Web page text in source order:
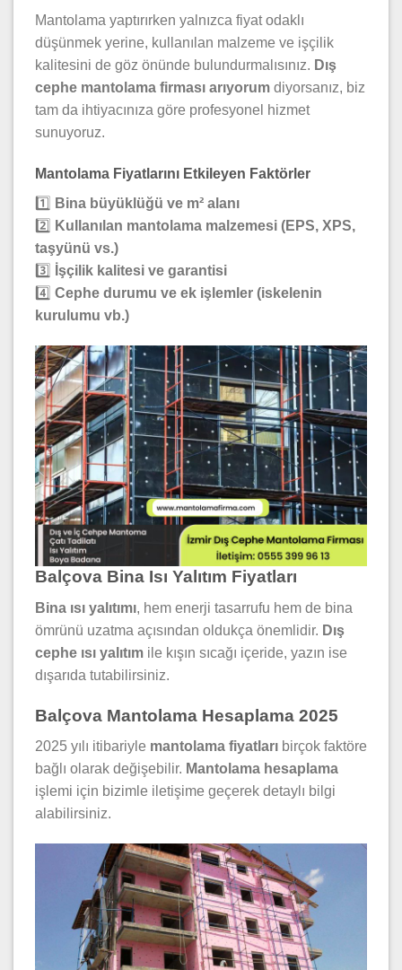
Mantolama yaptırırken yalnızca fiyat odaklı
düşünmek yerine, kullanılan malzeme ve işçilik
kalitesini de göz önünde bulundurmalısınız. Dış
cephe mantolama firması arıyorum diyorsanız, biz
tam da ihtiyacınıza göre profesyonel hizmet
sunuyoruz.
Mantolama Fiyatlarını Etkileyen Faktörler
1️⃣ Bina büyüklüğü ve m² alanı
2️⃣ Kullanılan mantolama malzemesi (EPS, XPS,
taşyünü vs.)
3️⃣
İşçilik kalitesi ve garantisi
4️⃣ Cephe durumu ve ek işlemler (iskelenin
kurulumu vb.)
Balçova Bina Isı Yalıtım Fiyatları
Bina ısı yalıtımı, hem enerji tasarrufu hem de bina
ömrünü uzatma açısından oldukça önemlidir. Dış
cephe ısı yalıtım ile kışın sıcağı içeride, yazın ise
dışarıda tutabilirsiniz.
Balçova Mantolama Hesaplama 2025
2025 yılı itibariyle mantolama fiyatları birçok faktöre
bağlı olarak değişebilir. Mantolama hesaplama
işlemi için bizimle iletişime geçerek detaylı bilgi
alabilirsiniz.